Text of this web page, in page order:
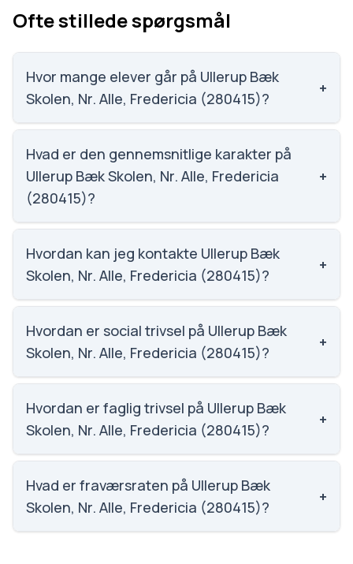
Ofte stillede spørgsmål
Hvor mange elever går på Ullerup Bæk
Skolen, Nr. Alle, Fredericia (280415)?
+
Ullerup Bæk Skolen, Nr. Alle, Fredericia (280415) har
379 elever, hvilket gør den til nummer 782 ud af 3143
skoler.
Hvad er den gennemsnitlige karakter på
Ullerup Bæk Skolen, Nr. Alle, Fredericia
(280415)?
+
Karaktergennemsnittet på Ullerup Bæk Skolen, Nr.
Alle, Fredericia (280415) er 7, nummer 983 ud af 3143
skoler.
Hvordan kan jeg kontakte Ullerup Bæk
Skolen, Nr. Alle, Fredericia (280415)?
+
Email: ullerupbaekskolen@fredericia.dk. Telefon:
7210 6240. Adresse: Nørre Allé 5. Skoleleder: Nils
Jørgensen.
Hvordan er social trivsel på Ullerup Bæk
Skolen, Nr. Alle, Fredericia (280415)?
+
Social trivsel på Ullerup Bæk Skolen, Nr. Alle,
Fredericia (280415) er 3.7 ud af 5, nummer 1407 ud af
3143 skoler. Scoren er baseret på elevernes egne
besvarelser.
Hvordan er faglig trivsel på Ullerup Bæk
Skolen, Nr. Alle, Fredericia (280415)?
+
Faglig trivsel på Ullerup Bæk Skolen, Nr. Alle,
Fredericia (280415) er 3.5 ud af 5, nummer 1088 ud af
3143 skoler. Scoren er baseret på elevernes egne
besvarelser.
Hvad er fraværsraten på Ullerup Bæk
Skolen, Nr. Alle, Fredericia (280415)?
+